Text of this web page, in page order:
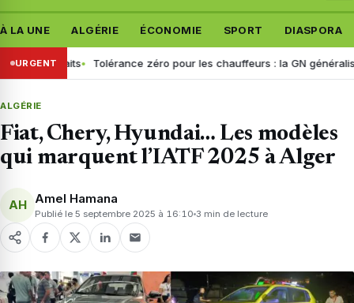
À LA UNE ALGÉRIE ÉCONOMIE SPORT DIASPORA
URGENT
faits Tolérance zéro pour les chauffeurs : la GN généralise le
ALGÉRIE
Fiat, Chery, Hyundai… Les modèles
qui marquent l’IATF 2025 à Alger
AH Amel Hamana
Publié le 5 septembre 2025 à 16:10 3 min de lecture